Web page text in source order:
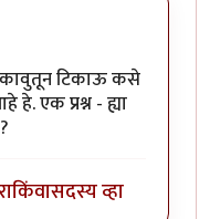
टिकाऊ कसे
एक प्रश्न - ह्या
किंवासदस्य व्हा